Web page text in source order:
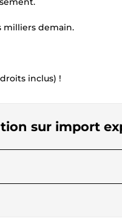
milliers demain.
inclus) !
sur import